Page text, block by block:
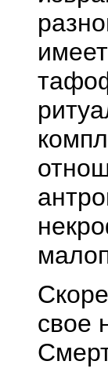
свое